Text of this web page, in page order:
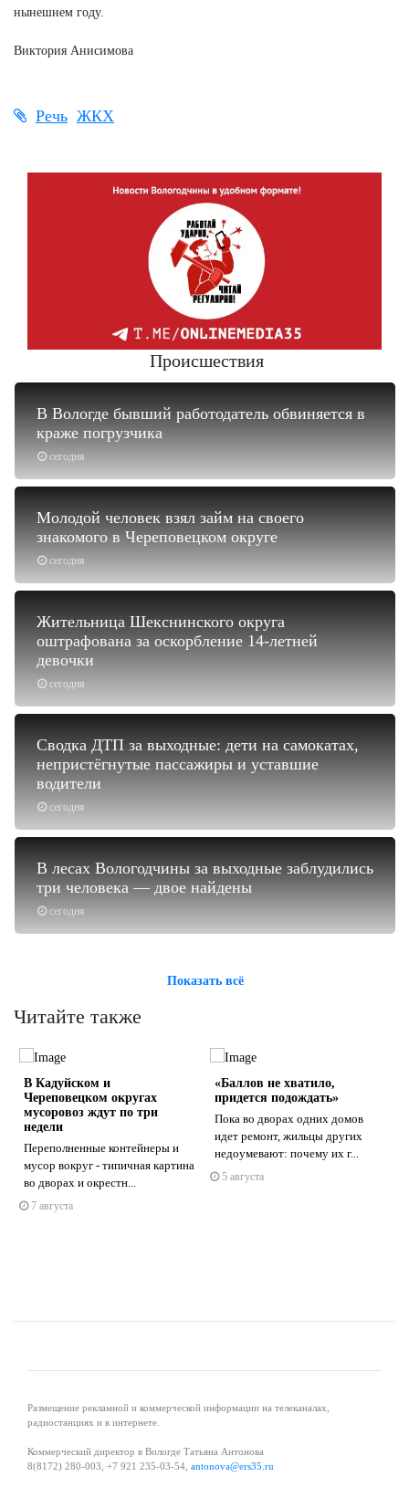
нынешнем году.
Виктория Анисимова
Речь ЖКХ
Происшествия
сегодня
В Вологде бывший работодатель обвиняется в
краже погрузчика
сегодня
Молодой человек взял займ на своего
знакомого в Череповецком округе
сегодня
Жительница Шекснинского округа
оштрафована за оскорбление 14-летней
девочки
сегодня
Сводка ДТП за выходные: дети на самокатах,
непристёгнутые пассажиры и уставшие
водители
сегодня
В лесах Вологодчины за выходные заблудились
три человека — двое найдены
Показать всё
Читайте также
В Кадуйском и
Череповецком округах
мусоровоз ждут по три
недели
Переполненные контейнеры и
мусор вокруг - типичная картина
во дворах и окрестн...
7 августа
«Баллов не хватило,
придется подождать»
Пока во дворах одних домов
идет ремонт, жильцы других
недоумевают: почему их г...
5 августа
Размещение рекламной и коммерческой информации на телеканалах,
радиостанциях и в интернете.
Коммерческий директор в Вологде Татьяна Антонова
8(8172) 280-003, +7 921 235-03-54, antonova@ers35.ru